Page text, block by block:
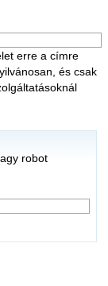
erre a címre
és csak
robot